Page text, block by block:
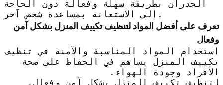
الجدران بطريقة سهلة وفعالة دون الحاجة
إلى الاستعانة بمساعدة شخص آخر.
تعرف على أفضل المواد لتنظيف تكييف المنزل بشكل آمن
وفعال
استخدام المواد المناسبة والآمنة في تنظيف
تكييف المنزل يساهم في الحفاظ على صحة
الأفراد وجودة الهواء.
لتنظيف تكييف المنزل بشكل آمن وفعال،